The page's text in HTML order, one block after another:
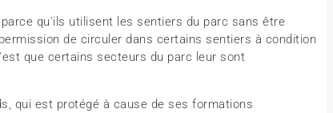
qu'ils utilisent les sentiers du parc sans être
de circuler dans certains sentiers à condition
que certains secteurs du parc leur sont
qui est protégé à cause de ses formations